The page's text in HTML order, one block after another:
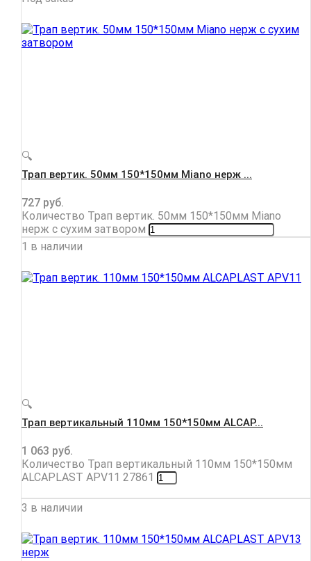
🔍
Трап вертик. 50мм 150*150мм Miano нерж ...
727 руб.
Количество Трап вертик. 50мм 150*150мм Miano
нерж с сухим затвором
1 в наличии
🔍
Трап вертикальный 110мм 150*150мм ALCAP...
1 063 руб.
Количество Трап вертикальный 110мм 150*150мм
ALCAPLAST APV11 27861
3 в наличии